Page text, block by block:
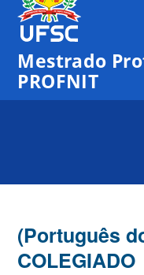
Mestrado
PROFNIT
(Português
COLEGIADO